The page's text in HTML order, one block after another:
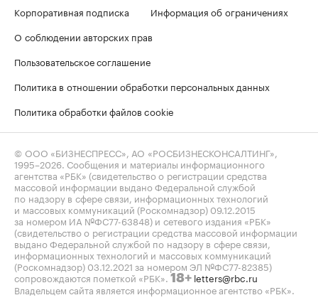
Корпоративная подписка
Информация об ограничениях
О соблюдении авторских прав
Пользовательское соглашение
Политика в отношении обработки персональных данных
Политика обработки файлов cookie
© ООО «БИЗНЕСПРЕСС», АО «РОСБИЗНЕСКОНСАЛТИНГ»,
1995–2026 . Сообщения и материалы информационного
агентства «РБК» (свидетельство о регистрации средства
массовой информации выдано Федеральной службой
по надзору в сфере связи, информационных технологий
и массовых коммуникаций (Роскомнадзор) 09.12.2015
за номером ИА №ФС77-63848) и сетевого издания «РБК»
(свидетельство о регистрации средства массовой информации
выдано Федеральной службой по надзору в сфере связи,
информационных технологий и массовых коммуникаций
(Роскомнадзор) 03.12.2021 за номером ЭЛ №ФС77-82385)
сопровождаются пометкой «РБК». 18+ letters@rbc.ru
Владельцем сайта является информационное агентство «РБК».